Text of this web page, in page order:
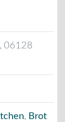
, 06128
, Brot